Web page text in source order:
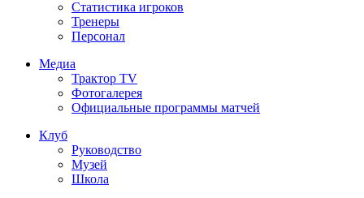
Статистика игроков
Тренеры
Персонал
Медиа
Трактор TV
Фотогалерея
Официальные программы матчей
Клуб
Руководство
Музей
Школа